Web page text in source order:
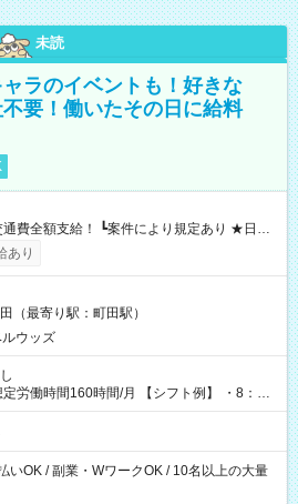
未読
ラのイベントも！好きな
要！働いたその日に給料
） ┗働いたその日に現金GET♪ お仕事後はコ
を引き落とせます！ 【試用期間】試
あり
（最寄り駅：町田駅）
ウッズ
160時間/月 【シフト例】 ・8：00
いOK / 副業・WワークOK / 10名以上の大量